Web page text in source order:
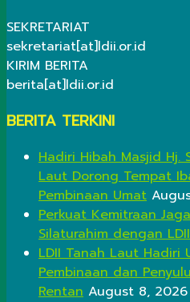
SEKRETARIAT
sekretariat[at]ldii.or.id
KIRIM BERITA
berita[at]ldii.or.id
BERITA TERKINI
Hadiri Hibah Masjid Hj.
Laut Dorong Tempat
Pembinaan Umat
Perkuat Kemitraan
Silaturahim dengan
LDII Tanah Laut Hadiri
Pembinaan dan
Rentan August 8, 2026